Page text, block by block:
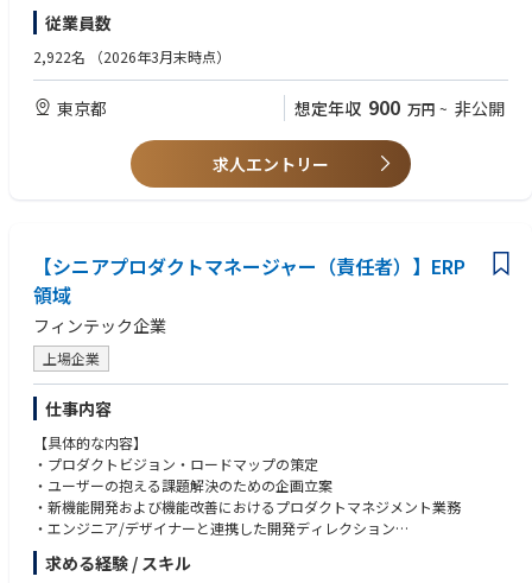
・プランナーのアウトプットの品質担保
・プランナーの開発体制・環境構築
・他セクションリーダーと連携し、チーム開発を円滑に進めること
【あれば歓迎】
・マルチ対戦ゲーム・オンラインゲームの開発運営経験
従業員数
2,922名 （2026年3月末時点）
東京都 想定年収 900 万円 ~ 非公開
求人エントリー
【シニアプロダクトマネージャー（責任者）】ERP
領域
フィンテック企業
上場企業
仕事内容
【具体的な内容】
・プロダクトビジョン・ロードマップの策定
・ユーザーの抱える課題解決のための企画立案
・新機能開発および機能改善におけるプロダクトマネジメント業務
・エンジニア/デザイナーと連携した開発ディレクション
・課題設定、仮説検証、プロダクト分析
・ビジネス部門と連携してマーケティング戦略の実行
求める経験 / スキル